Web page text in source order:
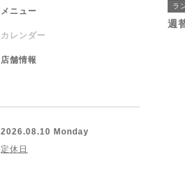
ラ
週
メニュー
カレンダー
店舗情報
2026.08.10 Monday
定休日